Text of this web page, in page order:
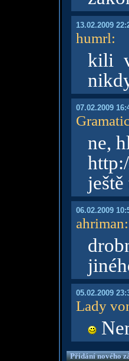
13.02.2009
humrl:
kili
07.02.2009
ne,
06.02.2009
ahriman:
05.02.2009
Lady
Přidání nového